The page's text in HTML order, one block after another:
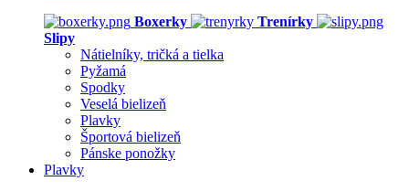
Boxerky
Trenírky
Slipy
Nátielníky, tričká a tielka
Pyžamá
Spodky
Veselá bielizeň
Plavky
Športová bielizeň
Pánske ponožky
Plavky